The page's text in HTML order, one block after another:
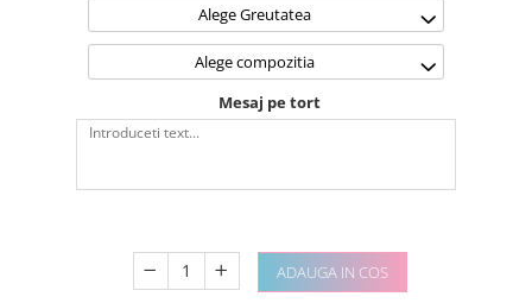
Alege Greutatea
Alege compozitia
Mesaj pe tort
ADAUGA IN COS